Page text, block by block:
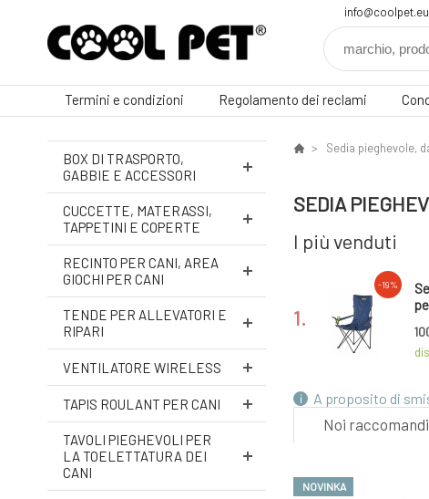
info@coolpet.eu
Termini e condizioni Regolamento dei reclami
BOX DI TRASPORTO,
GABBIE E ACCESSORI
CUCCETTE, MATERASSI,
TAPPETINI E COPERTE
RECINTO PER CANI, AREA
GIOCHI PER CANI
TENDE PER ALLEVATORI E
RIPARI
VENTILATORE WIRELESS
TAPIS ROULANT PER CANI
TAVOLI PIEGHEVOLI PER
LA TOELETTATURA DEI
CANI
Sedia pieghevole,
SEDIA
I più venduti
1.
-19%
A proposito di
Noi
NOVINKA